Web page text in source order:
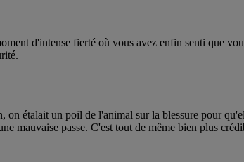
d'intense fierté où vous avez enfin senti que
étalait un poil de l'animal sur la blessure pour
mauvaise passe. C'est tout de même bien plus